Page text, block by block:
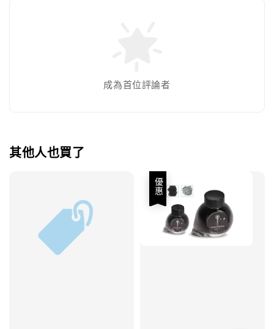
成為首位評論者
其他人也買了
優惠